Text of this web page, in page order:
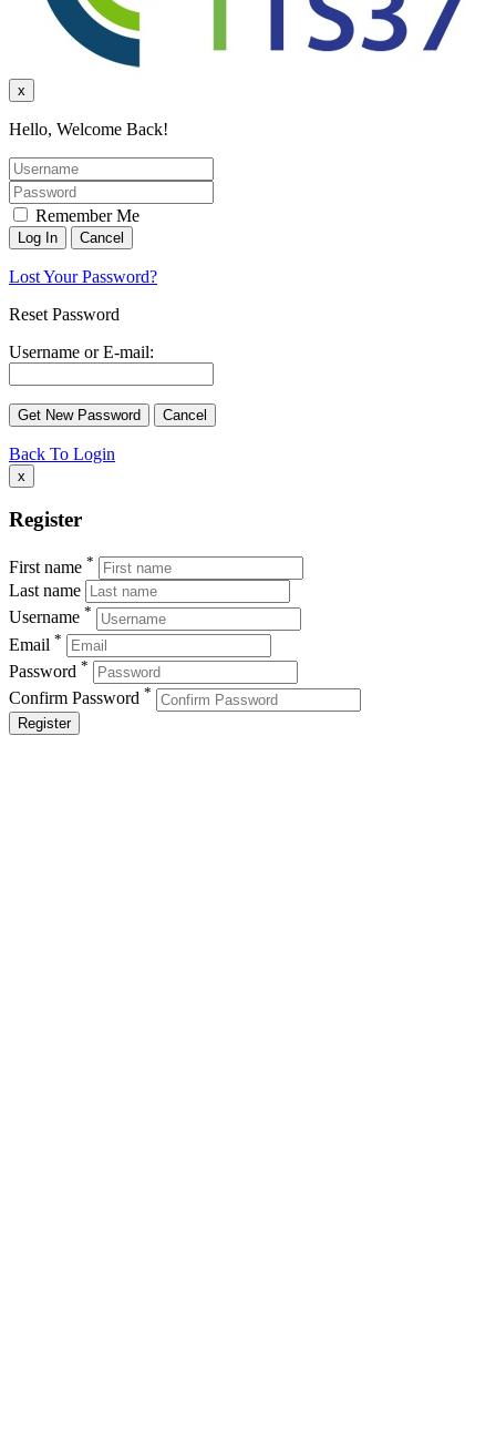
x
Hello, Welcome Back!
Remember Me
Lost Your Password?
Reset Password
Username or E-mail:
Back To Login
x
Register
First name *
Last name
Username *
Email *
Password *
Confirm Password *
Register